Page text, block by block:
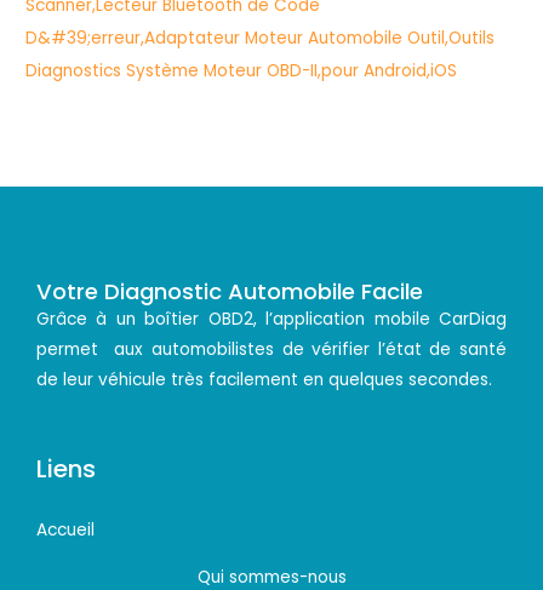
Votre Diagnostic Automobile Facile
Grâce à un boîtier OBD2, l’application mobile CarDiag
permet aux automobilistes de vérifier l’état de santé
de leur véhicule très facilement en quelques secondes.
Liens
Accueil
Qui sommes-nous